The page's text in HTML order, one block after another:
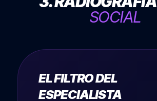
SOCIAL
EL FILTRO DEL
ESPECIALISTA